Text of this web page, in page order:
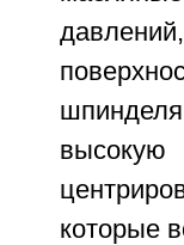
которые